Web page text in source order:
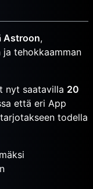
Astroon,
ja tehokkaamman
nyt saatavilla 20
että eri App
todella